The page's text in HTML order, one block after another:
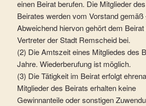
einen Beirat berufen. Die Mitglieder des
Beirates werden vom Vorstand gemäß
Abweichend hiervon gehört dem Beirat
Vertreter der Stadt Remscheid bei.
(2) Die Amtszeit eines Mitgliedes des
Jahre. Wiederberufung ist möglich.
(3) Die Tätigkeit im Beirat erfolgt
Mitglieder des Beirats erhalten keine
Gewinnanteile oder sonstigen